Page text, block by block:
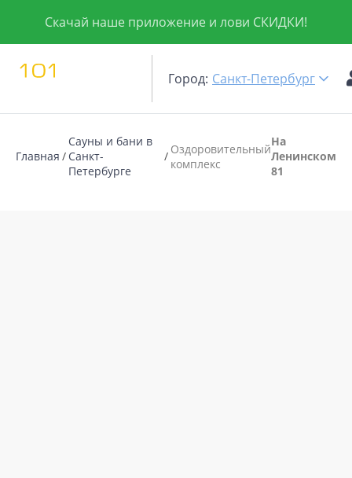
Скачай наше приложение и лови СКИДКИ!
Город: Санкт-Петербург
Главная
Сауны и бани в
Санкт-
Петербурге
Оздоровительный
комплекс
На
Ленинском
81